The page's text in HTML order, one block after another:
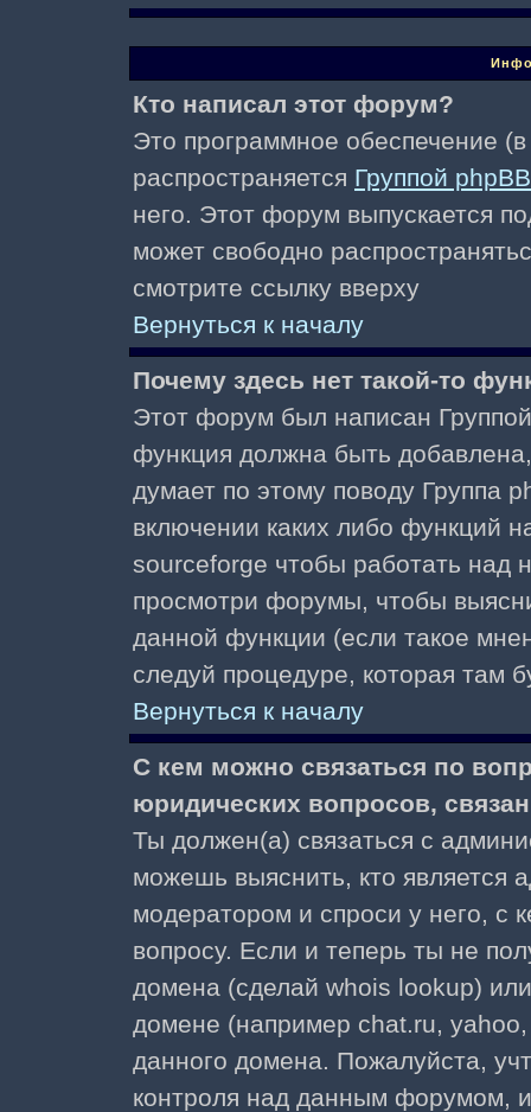
Кто написал этот форум?
Это программное обеспечение
распространяется Группой phpBB
него. Этот форум выпускается
может свободно
смотрите ссылку вверху
Вернуться к началу
Почему здесь нет такой-то
Этот форум был написан
функция должна быть
думает по этому поводу Группа
включении каких либо функций
sourceforge чтобы работать над
просмотри форумы, чтобы
данной функции (если такое
следуй процедуре, которая там
Вернуться к началу
С кем можно связаться по
юридических вопросов,
Ты должен(а) связаться с
можешь выяснить, кто является
модератором и спроси у него, с
вопросу. Если и теперь ты не
домена (сделай whois lookup)
домене (например chat.ru,
данного домена. Пожалуйста,
контроля над данным форумом,